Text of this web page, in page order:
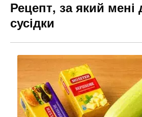
Рецепт, за який мені
сусідки